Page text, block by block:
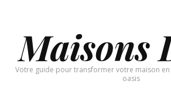
Maisons
Votre guide pour transformer votre maison
oasis